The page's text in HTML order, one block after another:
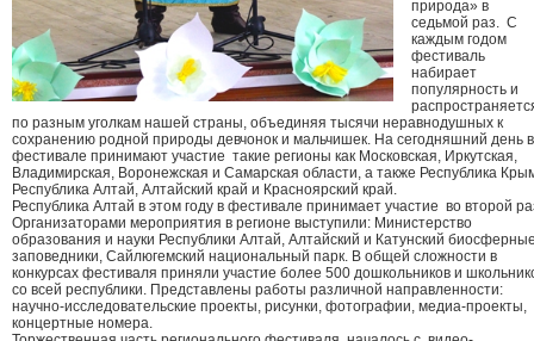
природа» в
седьмой раз. С
каждым годом
фестиваль
набирает
популярность и
по разным уголкам нашей страны, объединяя тысячи неравнодушных к
сохранению родной природы девчонок и мальчишек. На сегодняшний день в
фестивале принимают участие такие регионы как Московская, Иркутская,
Владимирская, Воронежская и Самарская области, а также Республика
Республика Алтай, Алтайский край и Красноярский край.
Республика Алтай в этом году в фестивале принимает участие во второй
Организаторами мероприятия в регионе выступили: Министерство
образования и науки Республики Алтай, Алтайский и Катунский
заповедники, Сайлюгемский национальный парк. В общей сложности в
конкурсах фестиваля приняли участие более 500 дошкольников и
со всей республики. Представлены работы различной направленности:
научно-исследовательские проекты, рисунки, фотографии, медиа-проекты,
концертные номера.